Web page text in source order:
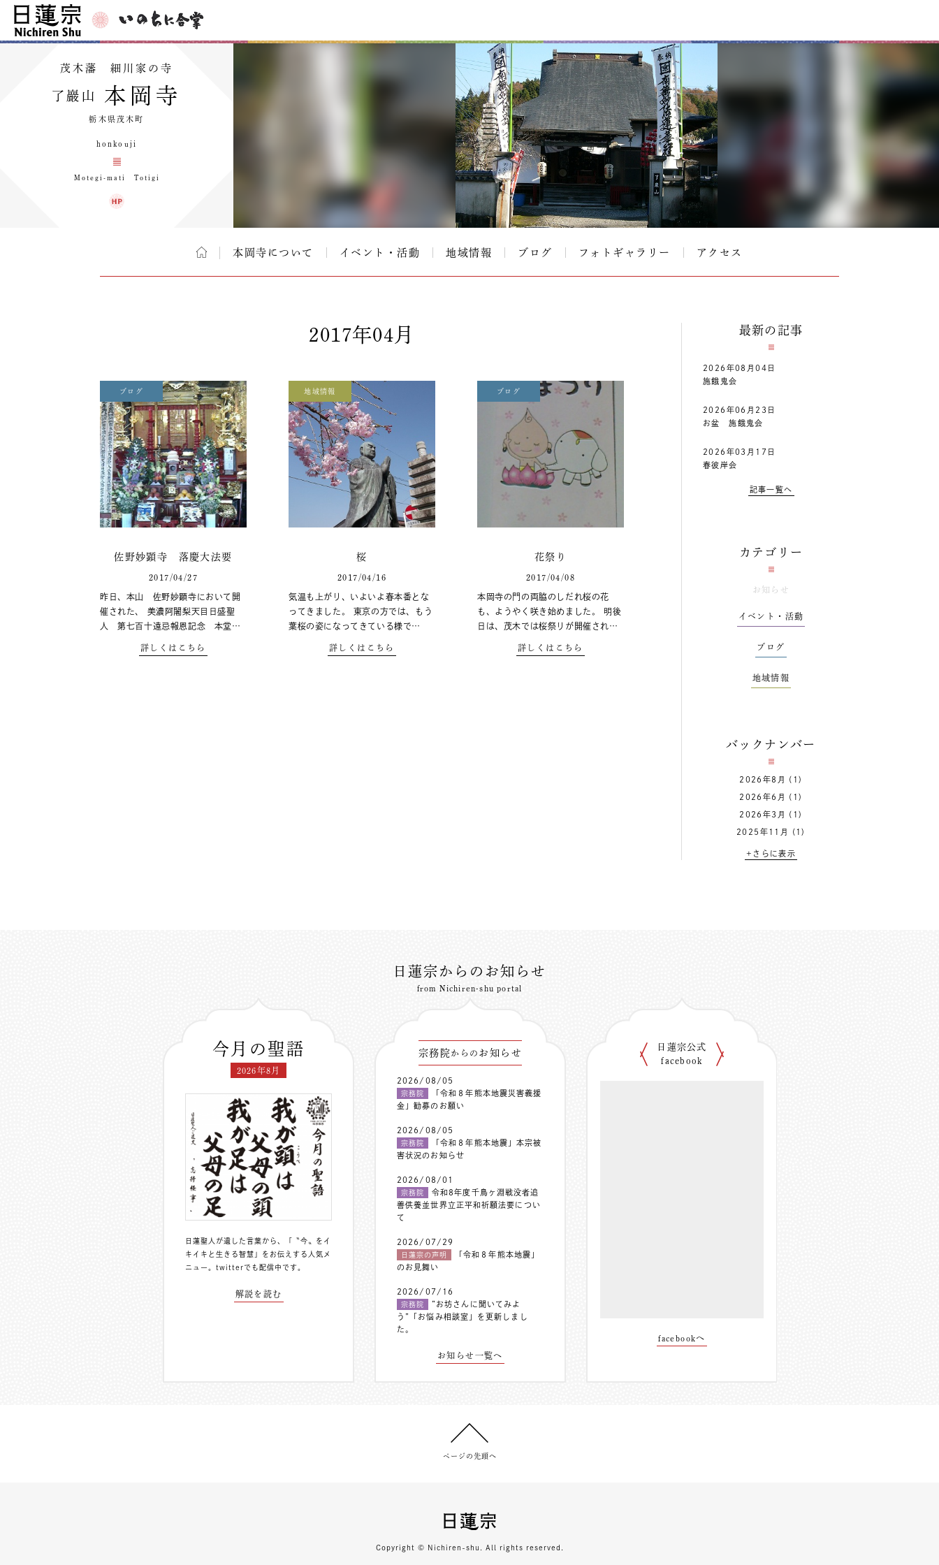
茂木藩 細川家の寺
了巖山 本岡寺
栃木県茂木町
honkouji
Motegi-mati Totigi
本岡寺について イベント・活動 地域情報 ブログ フォトギャラリー アクセス
2017年04月
ブログ
佐野妙顕寺 落慶大法要
2017/04/27
昨日、本山 佐野妙顕寺において開
催された、 美濃阿闍梨天目日盛聖
人 第七百十遠忌報恩記念 本堂…
詳しくはこちら
地域情報
桜
2017/04/16
気温も上がり、いよいよ春本番とな
ってきました。 東京の方では、もう
葉桜の姿になってきている様で…
詳しくはこちら
ブログ
花祭り
2017/04/08
本岡寺の門の両脇のしだれ桜の花
も、ようやく咲き始めました。 明後
日は、茂木では桜祭りが開催され…
詳しくはこちら
最新の記事
2026年08月04日
施餓鬼会
2026年06月23日
お盆 施餓鬼会
2026年03月17日
春彼岸会
記事一覧へ
カテゴリー
お知らせ
イベント・活動
ブログ
地域情報
バックナンバー
2026年8月 (1)
2026年6月 (1)
2026年3月 (1)
2025年11月 (1)
+さらに表示
日蓮宗からのお知らせ
from Nichiren-shu portal
今月の聖語
2026年8月
日蓮聖人が遺した言葉から、「〝今〟をイ
キイキと生きる智慧」をお伝えする人気メ
ニュー。 twitterでも配信中 です。
解説を読む
宗務院からの お知らせ
2026/08/05
宗務院
「令和８年熊本地震災害義援
金」勧募のお願い
2026/08/05
宗務院
「令和８年熊本地震」本宗被
害状況のお知らせ
2026/08/01
宗務院
令和8年度千鳥ヶ淵戦没者追
善供養並世界立正平和祈願法要につい
て
2026/07/29
日蓮宗の声明
「令和８年熊本地震」
のお見舞い
2026/07/16
宗務院
”お坊さんに聞いてみよ
う”「お悩み相談室」を更新しまし
た。
お知らせ一覧へ
日蓮宗公式
facebook
facebookへ
ページの先頭へ
Copyright © Nichiren-shu. All rights reserved.